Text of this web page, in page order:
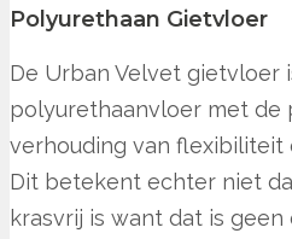
Polyurethaan Gietvloer
De Urban Velvet gietvloer
polyurethaanvloer met de
verhouding van flexibiliteit
Dit betekent echter niet
krasvrij is want dat is